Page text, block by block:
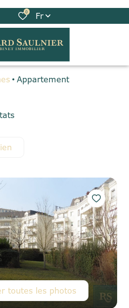
0 Fr
Appartement
toutes les photos